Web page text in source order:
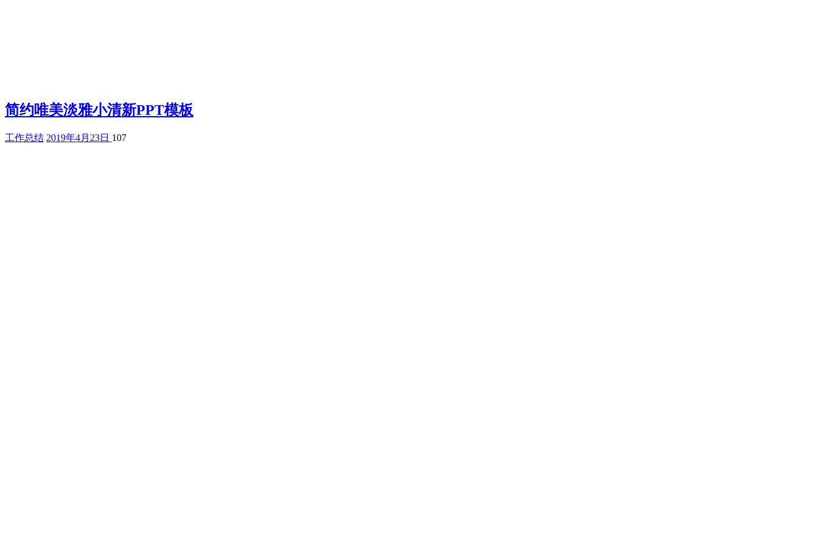
简约唯美淡雅小清新PPT模板
工作总结 2019年4月23日 107